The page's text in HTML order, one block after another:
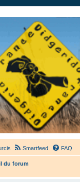
Didgeridoo
et Guimbarde sur France
Smartfeed FAQ
du forum